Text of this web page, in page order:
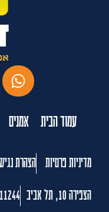
עמוד הבית אמנים
מדיניות פרטיות הצהרת
הצפירה 10, תל אביב